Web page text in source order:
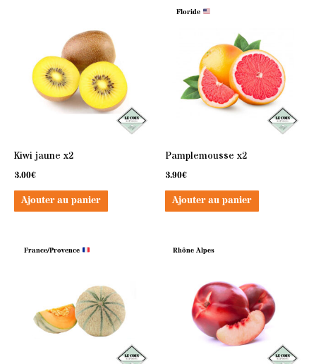
Kiwi jaune x2
3.00€
Ajouter au panier
Floride
Pamplemousse x2
3.90€
Ajouter au panier
France/Provence Rhône Alpes